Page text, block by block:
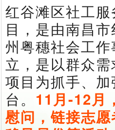
红谷滩区社工
目，是由南昌
州粤穗社会工
立，是以群众
项目为抓手、
台。 11月-12月
慰问，链接志